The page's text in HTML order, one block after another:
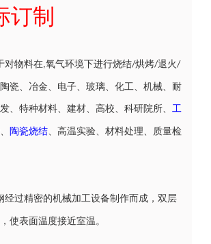
订制
对物料在,氧气环境下进行烧结/烘烤/退火/
瓷、冶金、电子、玻璃、化工、机械、耐
、特种材料、建材、高校、科研院所、 工
陶瓷烧结、高温实验、材料处理、质量检
经过精密的机械加工设备制作而成，双层
使表面温度接近室温。